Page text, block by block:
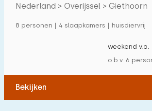
Nederland > Overijssel > Giethoorn
8 personen | 4 slaapkamers | huisdiervrij
weekend v.a.
o.b.v. 6
Bekijken